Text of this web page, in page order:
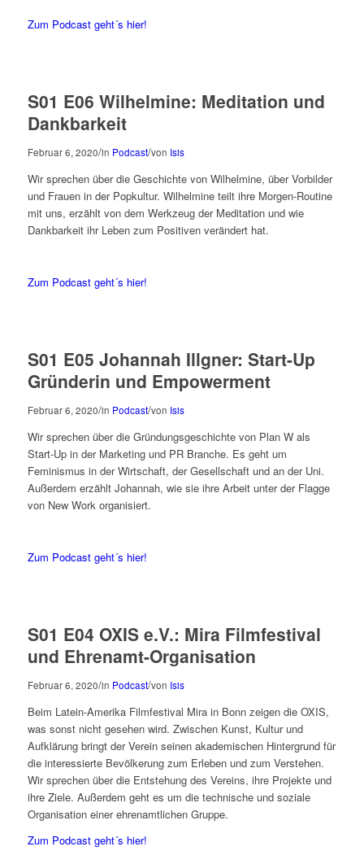
Zum Podcast geht´s hier!
S01 E06 Wilhelmine: Meditation und
Dankbarkeit
Februar 6, 2020/in Podcast/von Isis
Wir sprechen über die Geschichte von Wilhelmine, über Vorbilder
und Frauen in der Popkultur. Wilhelmine teilt ihre Morgen-Routine
mit uns, erzählt von dem Werkzeug der Meditation und wie
Dankbarkeit ihr Leben zum Positiven verändert hat.
Zum Podcast geht´s hier!
S01 E05 Johannah Illgner: Start-Up
Gründerin und Empowerment
Februar 6, 2020/in Podcast/von Isis
Wir sprechen über die Gründungsgeschichte von Plan W als
Start-Up in der Marketing und PR Branche. Es geht um
Feminismus in der Wirtschaft, der Gesellschaft und an der Uni.
Außerdem erzählt Johannah, wie sie ihre Arbeit unter der Flagge
von New Work organisiert.
Zum Podcast geht´s hier!
S01 E04 OXIS e.V.: Mira Filmfestival
und Ehrenamt-Organisation
Februar 6, 2020/in Podcast/von Isis
Beim Latein-Amerika Filmfestival Mira in Bonn zeigen die OXIS,
was sonst nicht gesehen wird. Zwischen Kunst, Kultur und
Aufklärung bringt der Verein seinen akademischen Hintergrund für
die interessierte Bevölkerung zum Erleben und zum Verstehen.
Wir sprechen über die Entstehung des Vereins, ihre Projekte und
ihre Ziele. Außerdem geht es um die technische und soziale
Organisation einer ehrenamtlichen Gruppe.
Zum Podcast geht´s hier!